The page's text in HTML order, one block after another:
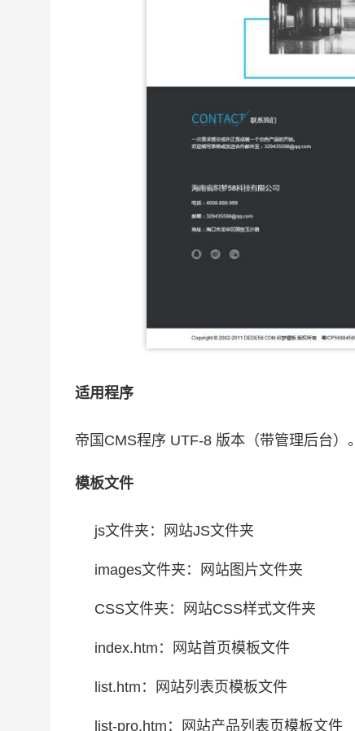
适用程序
帝国CMS程序 UTF-8 版本（带管理后台）。
模板文件
js文件夹：网站JS文件夹
images文件夹：网站图片文件夹
CSS文件夹：网站CSS样式文件夹
index.htm：网站首页模板文件
list.htm：网站列表页模板文件
list-pro.htm：网站产品列表页模板文件